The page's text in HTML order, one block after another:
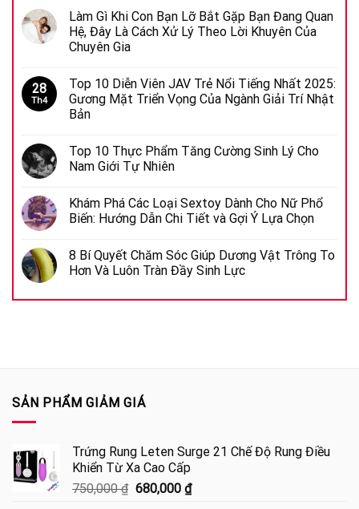
Làm Gì Khi Con Bạn Lỡ Bắt Gặp Bạn Đang Quan
Hệ, Đây Là Cách Xử Lý Theo Lời Khuyên Của
Chuyên Gia
28
Th4
Top 10 Diễn Viên JAV Trẻ Nổi Tiếng Nhất 2025:
Gương Mặt Triển Vọng Của Ngành Giải Trí Nhật
Bản
Top 10 Thực Phẩm Tăng Cường Sinh Lý Cho
Nam Giới Tự Nhiên
Khám Phá Các Loại Sextoy Dành Cho Nữ Phổ
Biến: Hướng Dẫn Chi Tiết và Gợi Ý Lựa Chọn
8 Bí Quyết Chăm Sóc Giúp Dương Vật Trông To
Hơn Và Luôn Tràn Đầy Sinh Lực
SẢN PHẨM GIẢM GIÁ
Trứng Rung Leten Surge 21 Chế Độ Rung Điều
Khiển Từ Xa Cao Cấp
750,000₫ Giá
680,000 ₫Giá